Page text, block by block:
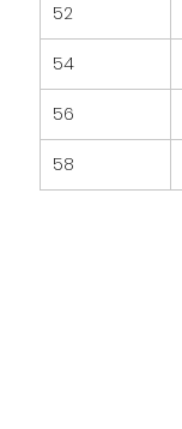
52
54
56
58